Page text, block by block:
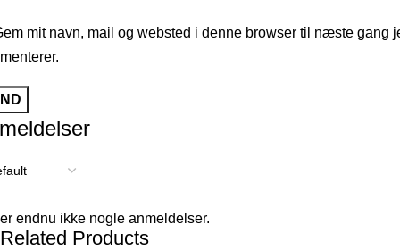
endnu ikke nogle anmeldelser.
mit navn, mail og websted i denne browser til næste gang
Related Products